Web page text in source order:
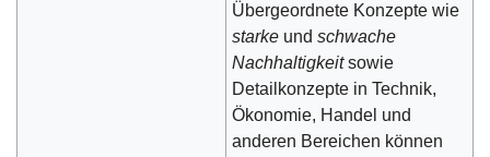
Übergeordnete Konzepte wie
starke und schwache
Nachhaltigkeitsowie
Detailkonzepte in Technik,
Ökonomie, Handel und
anderen Bereichen können